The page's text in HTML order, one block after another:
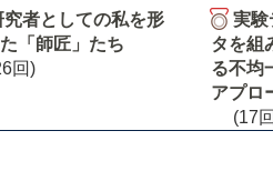
究者としての私を形
「師匠」たち
回)
実験
タを組
る不均
アプロ
(17